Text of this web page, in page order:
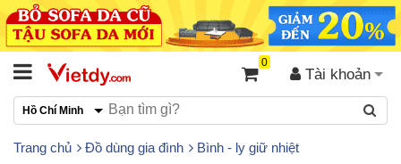
Tài khoản
0
Hồ Chí Minh
Trang chủ Đồ dùng gia đình Bình - ly giữ nhiệt